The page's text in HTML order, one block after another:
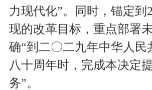
力现代化”。同时，锚定到
现的改革目标，重点部署
确“到二〇二九年中华人民
八十周年时，完成本决定
务”。